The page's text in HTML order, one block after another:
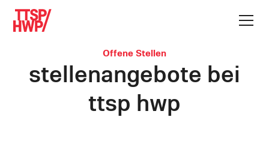
Offene Stellen
stellenangebote bei
ttsp hwp